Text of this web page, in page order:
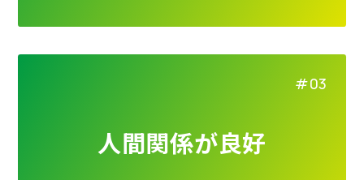
人間関係が良好